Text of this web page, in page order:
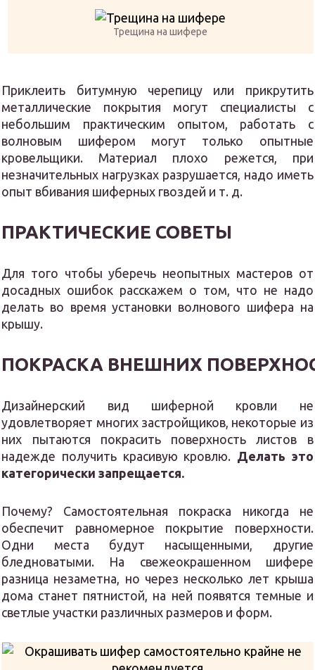
Трещина на шифере
Приклеить битумную черепицу или прикрутить
металлические покрытия могут специалисты с
небольшим практическим опытом, работать с
волновым шифером могут только опытные
кровельщики. Материал плохо режется, при
незначительных нагрузках разрушается, надо иметь
опыт вбивания шиферных гвоздей и т. д.
ПРАКТИЧЕСКИЕ СОВЕТЫ
Для того чтобы уберечь неопытных мастеров от
досадных ошибок расскажем о том, что не надо
делать во время установки волнового шифера на
крышу.
ПОКРАСКА ВНЕШНИХ
Дизайнерский вид шиферной кровли не
удовлетворяет многих застройщиков, некоторые из
них пытаются покрасить поверхность листов в
надежде получить красивую кровлю. Делать это
категорически запрещается.
Почему? Самостоятельная покраска никогда не
обеспечит равномерное покрытие поверхности.
Одни места будут насыщенными, другие
бледноватыми. На свежеокрашенном шифере
разница незаметна, но через несколько лет крыша
дома станет пятнистой, на ней появятся темные и
светлые участки различных размеров и форм.